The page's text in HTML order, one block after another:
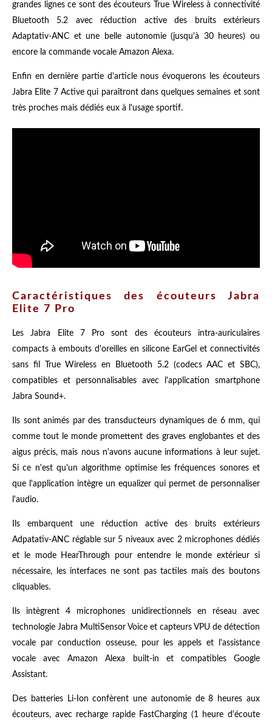
grandes lignes ce sont des écouteurs True Wireless à connectivité
Bluetooth 5.2 avec réduction active des bruits extérieurs
Adaptativ-ANC et une belle autonomie (jusqu'à 30 heures) ou
encore la commande vocale Amazon Alexa.
Enfin en dernière partie d'article nous évoquerons les écouteurs
Jabra Elite 7 Active qui paraîtront dans quelques semaines et sont
très proches mais dédiés eux à l'usage sportif.
Caractéristiques des écouteurs Jabra
Elite 7 Pro
Les Jabra Elite 7 Pro sont des écouteurs intra-auriculaires
compacts à embouts d'oreilles en silicone EarGel et connectivités
sans fil True Wireless en Bluetooth 5.2 (codecs AAC et SBC),
compatibles et personnalisables avec l'application smartphone
Jabra Sound+.
Ils sont animés par des transducteurs dynamiques de 6 mm, qui
comme tout le monde promettent des graves englobantes et des
aigus précis, mais nous n'avons aucune informations à leur sujet.
Si ce n'est qu'un algorithme optimise les fréquences sonores et
que l'application intègre un equalizer qui permet de personnaliser
l'audio.
Ils embarquent une réduction active des bruits extérieurs
Adpatativ-ANC réglable sur 5 niveaux avec 2 microphones dédiés
et le mode HearThrough pour entendre le monde extérieur si
nécessaire, les interfaces ne sont pas tactiles mais des boutons
cliquables.
Ils intègrent 4 microphones unidirectionnels en réseau avec
technologie Jabra MultiSensor Voice et capteurs VPU de détection
vocale par conduction osseuse, pour les appels et l'assistance
vocale avec Amazon Alexa built-in et compatibles Google
Assistant.
Des batteries Li-Ion confèrent une autonomie de 8 heures aux
écouteurs, avec recharge rapide FastCharging (1 heure d'écoute